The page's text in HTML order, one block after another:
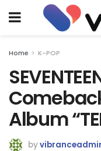
Home K-POP
Album
by